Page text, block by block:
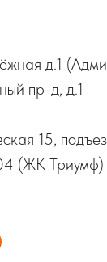
д.1
пр-д, д.1
15,
(ЖК Триумф)